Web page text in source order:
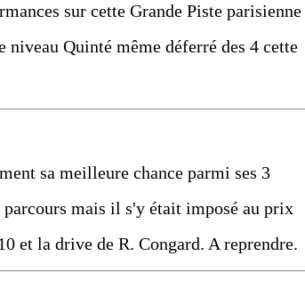
sur cette Grande Piste parisienne
niveau Quinté même déferré des 4 cette
sa meilleure chance parmi ses 3
mais il s'y était imposé au prix
et la drive de R. Congard. A reprendre.